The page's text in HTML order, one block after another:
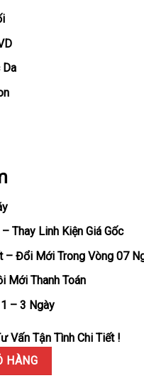
Da
Thay Linh Kiện Giá Gốc
– Đổi Mới Trong Vòng 07
Mới Thanh Toán
– 3 Ngày
Vấn Tận Tình Chi Tiết !
Central Tourbillon
HÀNG